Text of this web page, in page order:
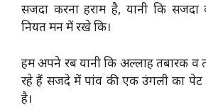
सजदा करना हराम है, यानी कि
नियत मन में रखे कि।
हम अपने रब यानी कि अल्लाह तबारक
रहे हैं सजदे में पांव की एक उंगली का
है।